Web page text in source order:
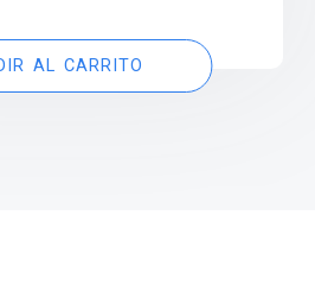
AL CARRITO